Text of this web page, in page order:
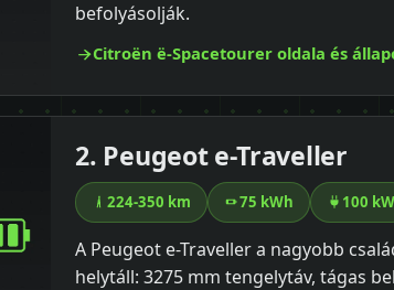
befolyásolják.
Citroën ë-Spacetourer oldala és
2. Peugeot e-Traveller
224-350 km 75 kWh 100 kW
A Peugeot e-Traveller a nagyobb
helytáll: 3275 mm tengelytáv, tágas